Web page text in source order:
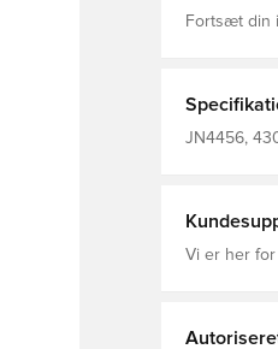
Fortsæt din
af glat
behagelig
udesejr på
JN4456,
Vi er her